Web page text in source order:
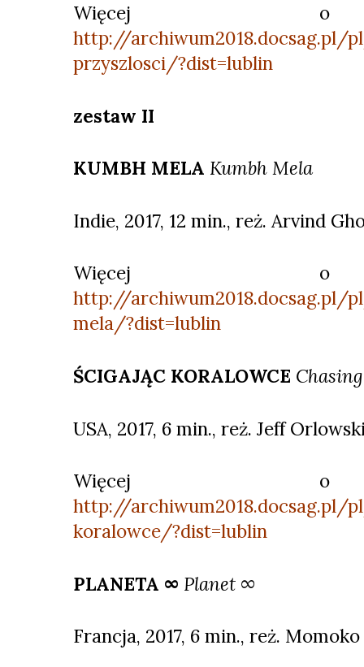
Więcej
http://archiwum2018.docsag.pl/
przyszlosci/?dist=lublin
zestaw II
KUMBH MELA Kumbh Mela
Indie, 2017, 12 min., reż. Arvind
Więcej
http://archiwum2018.docsag.pl/
mela/?dist=lublin
ŚCIGAJĄC KORALOWCE
USA, 2017, 6 min., reż. Jeff
Więcej
http://archiwum2018.docsag.pl/
koralowce/?dist=lublin
PLANETA ∞ Planet ∞
Francja, 2017, 6 min., reż.